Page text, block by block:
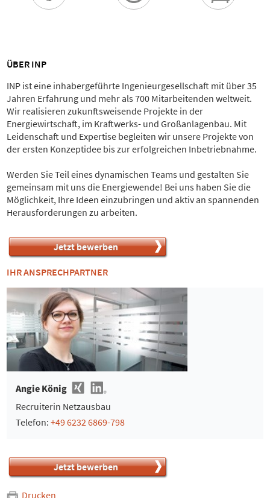
ÜBER INP
INP ist eine inhabergeführte Ingenieurgesellschaft mit über 35
Jahren Erfahrung und mehr als 700 Mitarbeitenden weltweit.
Wir realisieren zukunftsweisende Projekte in der
Energiewirtschaft, im Kraftwerks- und Großanlagenbau. Mit
Leidenschaft und Expertise begleiten wir unsere Projekte von
der ersten Konzeptidee bis zur erfolgreichen Inbetriebnahme.
Werden Sie Teil eines dynamischen Teams und gestalten Sie
gemeinsam mit uns die Energiewende! Bei uns haben Sie die
Möglichkeit, Ihre Ideen einzubringen und aktiv an spannenden
Herausforderungen zu arbeiten.
Jetzt bewerben
IHR ANSPRECHPARTNER
Angie König
Recruiterin Netzausbau
Telefon: +49 6232 6869-798
Jetzt bewerben
Drucken